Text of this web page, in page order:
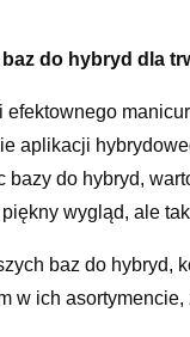
do hybryd dla
efektownego
aplikacji
bazy do hybryd,
wygląd, ale
baz do hybryd,
w ich